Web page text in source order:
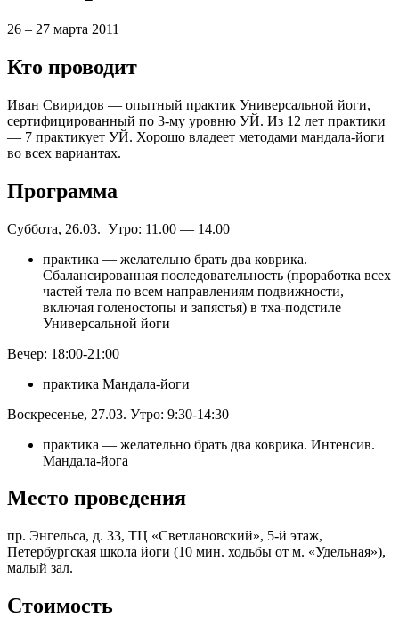
26 – 27 марта 2011
Кто проводит
Иван Свиридов — опытный практик Универсальной йоги,
сертифицированный по 3-му уровню УЙ. Из 12 лет практики
— 7 практикует УЙ. Хорошо владеет методами мандала-йоги
во всех вариантах.
Программа
Суббота, 26.03. Утро: 11.00 — 14.00
практика — желательно брать два коврика.
Сбалансированная последовательность (проработка всех
частей тела по всем направлениям подвижности,
включая голеностопы и запястья) в тха-подстиле
Универсальной йоги
Вечер: 18:00-21:00
практика Мандала-йоги
Воскресенье, 27.03. Утро: 9:30-14:30
практика — желательно брать два коврика. Интенсив.
Мандала-йога
Место проведения
пр. Энгельса, д. 33, ТЦ «Светлановский», 5-й этаж,
Петербургская школа йоги (10 мин. ходьбы от м. «Удельная»),
малый зал.
Стоимость